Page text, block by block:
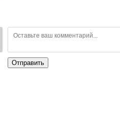
Отправить